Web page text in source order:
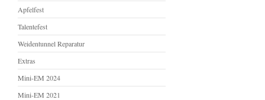
Apfelfest
Talentefest
Weidentunnel Reparatur
Extras
Mini-EM 2024
Mini-EM 2021